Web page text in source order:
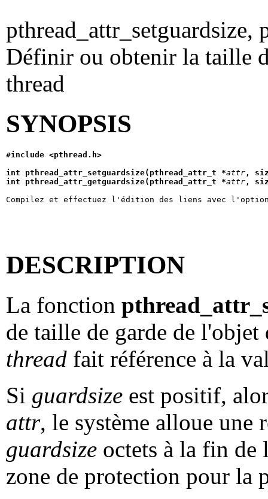
pthread_attr_setguardsize,
Définir ou obtenir la taille
thread
SYNOPSIS
#include <pthread.h>
int pthread_attr_setguardsize(pthread_attr_t *attr ,
int pthread_attr_getguardsize(pthread_attr_t *attr ,
Compilez et effectuez l'édition des liens avec
DESCRIPTION
La fonction
de taille de garde de
thread fait référence à la
Si guardsize est positif,
attr, le système alloue une
guardsize octets à la fin de
zone de protection pour la